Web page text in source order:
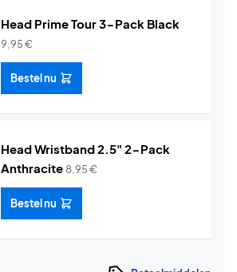
Head Prime Tour 3-Pack Black
9,95€
Bestel nu
Head Wristband 2.5" 2-Pack
Anthracite 8,95€
Bestel nu